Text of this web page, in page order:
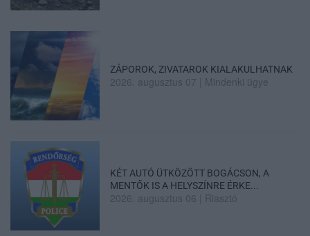
ZÁPOROK, ZIVATAROK KIALAKULHATNAK
2026. augusztus 07 Mindenki ügye
KÉT AUTÓ ÜTKÖZÖTT BOGÁCSON, A
MENTŐK IS A HELYSZÍNRE ÉRKE...
2026. augusztus 06 Riasztó